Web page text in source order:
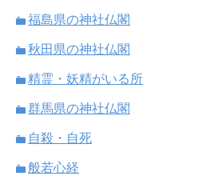
福島県の神社仏閣
秋田県の神社仏閣
精霊・妖精がいる所
群馬県の神社仏閣
自殺・自死
般若心経